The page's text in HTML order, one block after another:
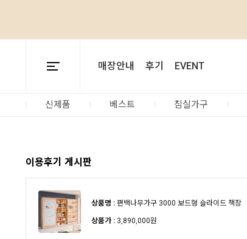
매장안내 후기 EVENT
신제품 베스트 침실가구
이용후기 게시판
상품명 : 편백나무가구 3000 보드형 슬라이드 책장
상품가 : 3,890,000원